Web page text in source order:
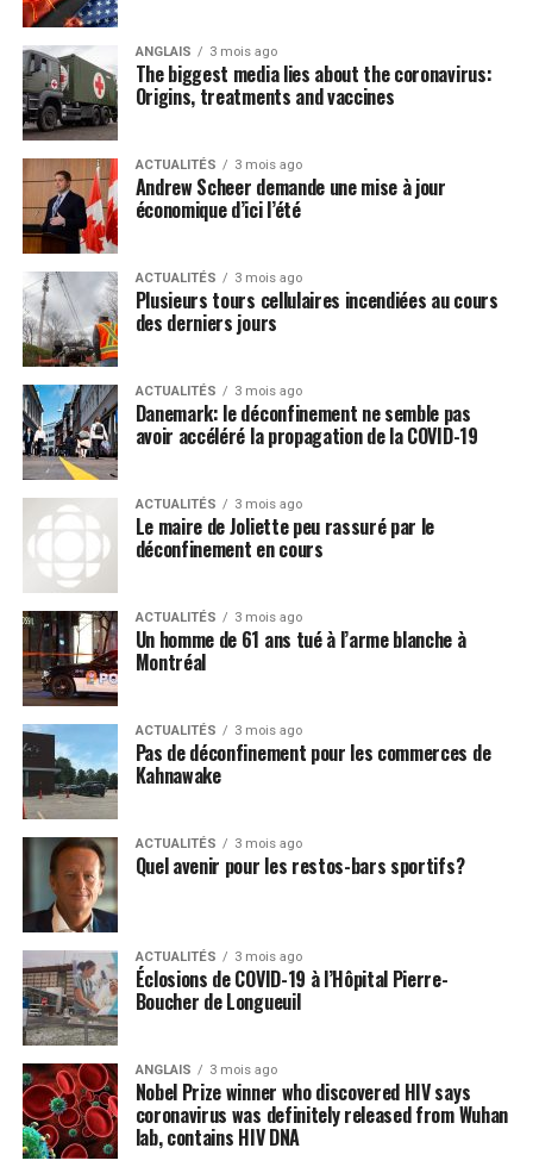
fassent le nécessaire pour rendre ça possible. Que ce soit
sur les balcons, dans les plates-bandes des villes et des
familles, ou bien dans les champs, un maximum d’espaces
disponibles et cultivables doivent être mis à profit pour
nous permettre d’assurer notre indépendance alimentaire
», affirme Manon Massé.
Se déployant en deux volets, le plan solidaire prévoit dans
un premier temps des mesures pour soutenir le monde
agricole et renforcer sa capacité de production,
notamment en misant sur une main-d’oeuvre locale avec
des incitatifs financiers. Le plan prévoit également
l’autorisation de l’accès aux services de garde d’urgence
pour les enfants d’agriculteurs et agricultrices ainsi que
l’augmentation des seuils de production hors quota pour
les petits producteurs.
Parallèlement, le plan comprend une série de
changements réglementaires pour encourager la mise en
place de
Jardins de la victoireinspirés de ceux de la
Deuxième Guerre mondiale. En 1943, près de 60% de la
population des États-Unis avait un potager. Cette année-là,
42% des légumes consommés provenaient des potagers
citoyens. Visant à stimuler le jardinage citoyen, la mesure
stimulerait la production alimentaire dans l’ensemble des
municipalités du Québec.
Plan d’indépendance alimentaire de Québec solidaire
Soutenir le monde agricole : faire fonctionner les
fermes à plein régime
Subventionner une partie des salaires des
employés agricoles en instaurant une prime
salariale de 4$ l’heure pour les travailleurs et
travailleuses agricoles.
Stimuler le recrutement d’une main-d’œuvre
agricole locale en permettant aux personnes qui le
souhaitent, retraité-es ou personnes sans emplois,
d’être formées et rémunérées pour travailler sur
une ferme pour la saison estivale sans pénalité sur
les prestations reçues;
Augmenter les seuils de production hors quota
pour les petits producteurs, notamment pour les
ANGLAIS 3 mois ago
The biggest media lies about the coronavirus:
Origins, treatments and vaccines
ACTUALITÉS 3 mois ago
Andrew Scheer demande une mise à jour
économique d’ici l’été
ACTUALITÉS 3 mois ago
Plusieurs tours cellulaires incendiées au cours
des derniers jours
ACTUALITÉS 3 mois ago
Danemark: le déconfinement ne semble pas
avoir accéléré la propagation de la COVID-19
ACTUALITÉS 3 mois ago
Le maire de Joliette peu rassuré par le
déconfinement en cours
ACTUALITÉS 3 mois ago
Un homme de 61 ans tué à l’arme blanche à
Montréal
ACTUALITÉS 3 mois ago
Pas de déconfinement pour les commerces de
Kahnawake
ACTUALITÉS 3 mois ago
Quel avenir pour les restos-bars sportifs?
ACTUALITÉS 3 mois ago
Éclosions de COVID-19 à l’Hôpital Pierre-
Boucher de Longueuil
ANGLAIS 3 mois ago
Nobel Prize winner who discovered HIV says
coronavirus was definitely released from Wuhan
lab, contains HIV DNA